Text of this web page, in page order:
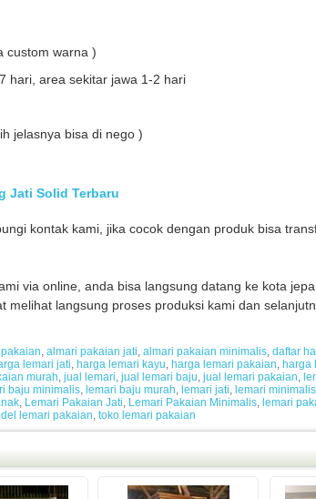
custom warna )
hari, area sekitar jawa 1-2 hari
jelasnya bisa di nego )
Jati Solid Terbaru
kontak kami, jika cocok dengan produk bisa
via online, anda bisa langsung datang ke kota
melihat langsung proses produksi kami dan
, almari pakaian jati, almari pakaian minimalis, daftar
lemari jati, harga lemari kayu, harga lemari pakaian, harga
murah, jual lemari, jual lemari baju, jual lemari pakaian,
baju minimalis, lemari baju murah, lemari jati, lemari minimalis
, Lemari Pakaian Jati, Lemari Pakaian Minimalis, lemari
lemari pakaian, toko lemari pakaian